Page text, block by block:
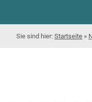
Startseite »